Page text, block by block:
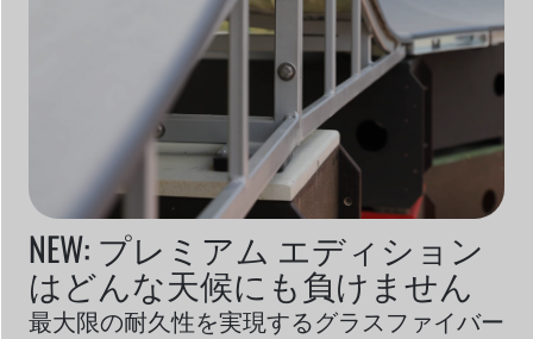
NEW: プレミアム エディション
はどんな天候にも負けません
最大限の耐久性を実現するグラスファイバー